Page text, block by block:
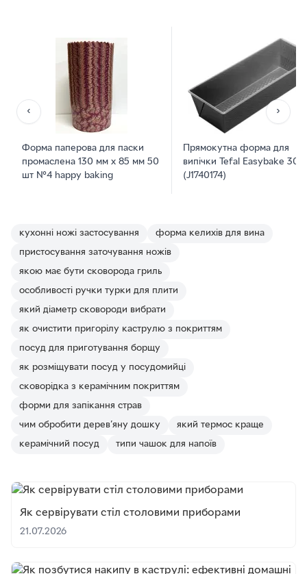
‹
Форма паперова для паски
промаслена 130 мм х 85 мм 50
шт №4 happy baking
Прямокутна форма для
випічки Tefal Easybake 30
(J1740174)
›
кухонні ножі застосування форма келихів для вина
пристосування заточування ножів
якою має бути сковорода гриль
особливості ручки турки для плити
який діаметр сковороди вибрати
як очистити пригорілу каструлю з покриттям
посуд для приготування борщу
як розміщувати посуд у посудомийці
сковорідка з керамічним покриттям
форми для запікання страв
чим обробити дерев’яну дошку який термос краще
керамічний посуд типи чашок для напоїв
Як сервірувати стіл столовими приборами
21.07.2026